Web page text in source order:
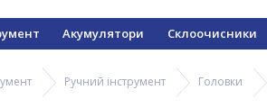
Акумулятори Склоочисники
Ручний інструмент Головки